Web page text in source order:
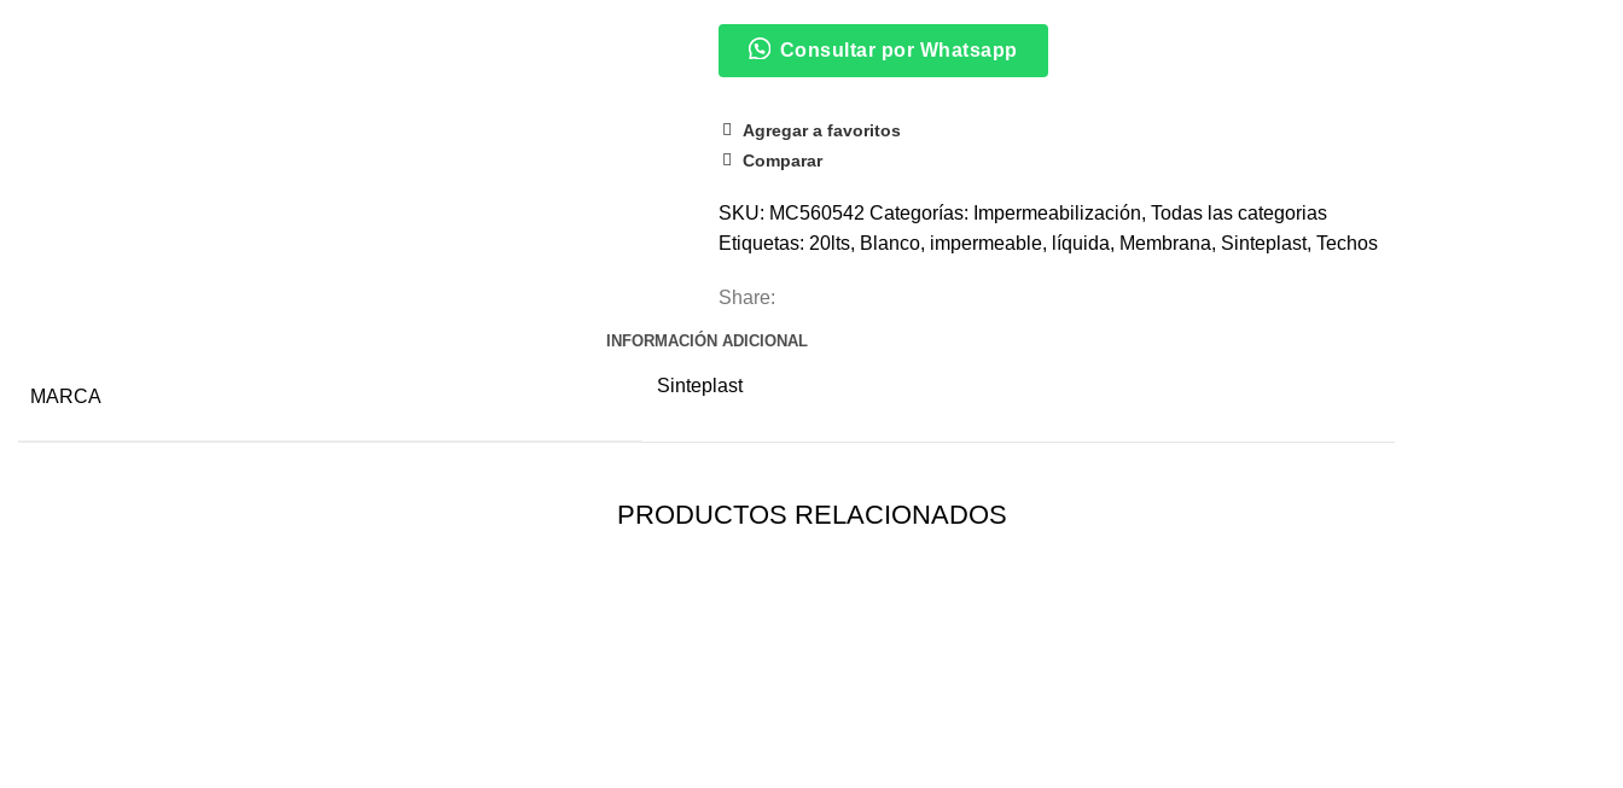
Consultar por Whatsapp
Agregar a favoritos
Comparar
SKU: MC560542 Categorías: Impermeabilización, Todas las categorias
Etiquetas: 20lts, Blanco, impermeable, líquida, Membrana, Sinteplast, Techos
Share:
INFORMACIÓN ADICIONAL
MARCA
Sinteplast
PRODUCTOS RELACIONADOS